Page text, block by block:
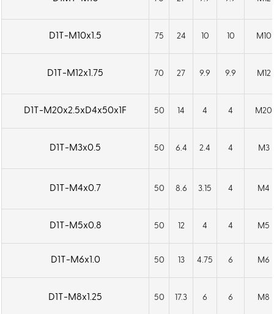
D1T-M10x1.5 75 24 10 10 M10
D1T-M12x1.75 70 27 9.9 9.9 M12
D1T-M20x2.5xD4x50x1F 50 14 4 4 M20
D1T-M3x0.5 50 6.4 2.4 4 M3
D1T-M4x0.7 50 8.6 3.15 4 M4
D1T-M5x0.8 50 12 4 4 M5
D1T-M6x1.0 50 13 4.75 6 M6
D1T-M8x1.25 50 17.3 6 6 M8